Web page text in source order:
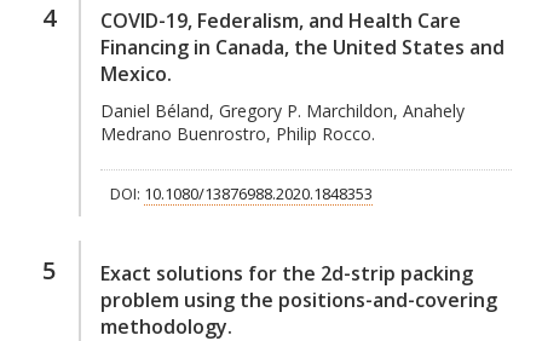
4
COVID-19, Federalism, and Health Care
Financing in Canada, the United States and
Mexico.
Daniel Béland, Gregory P. Marchildon, Anahely
Medrano Buenrostro, Philip Rocco.
DOI: 10.1080/13876988.2020.1848353
5
Exact solutions for the 2d-strip packing
problem using the positions-and-covering
methodology.